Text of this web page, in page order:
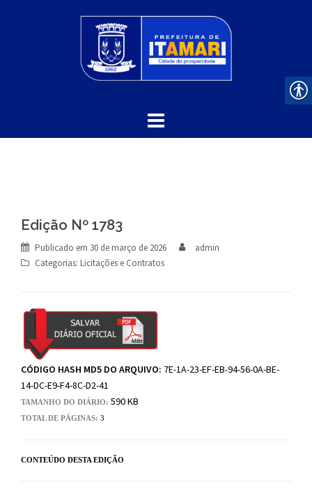
Edição Nº 1783
Publicado em 30 de março de 2026
admin
Categorias: Licitações e Contratos
CÓDIGO HASH MD5 DO ARQUIVO: 7E-1A-23-EF-EB-94-56-0A-BE-
14-DC-E9-F4-8C-D2-41
TAMANHO DO DIÁRIO: 590 KB
TOTAL DE PÁGINAS: 3
CONTEÚDO DESTA EDIÇÃO